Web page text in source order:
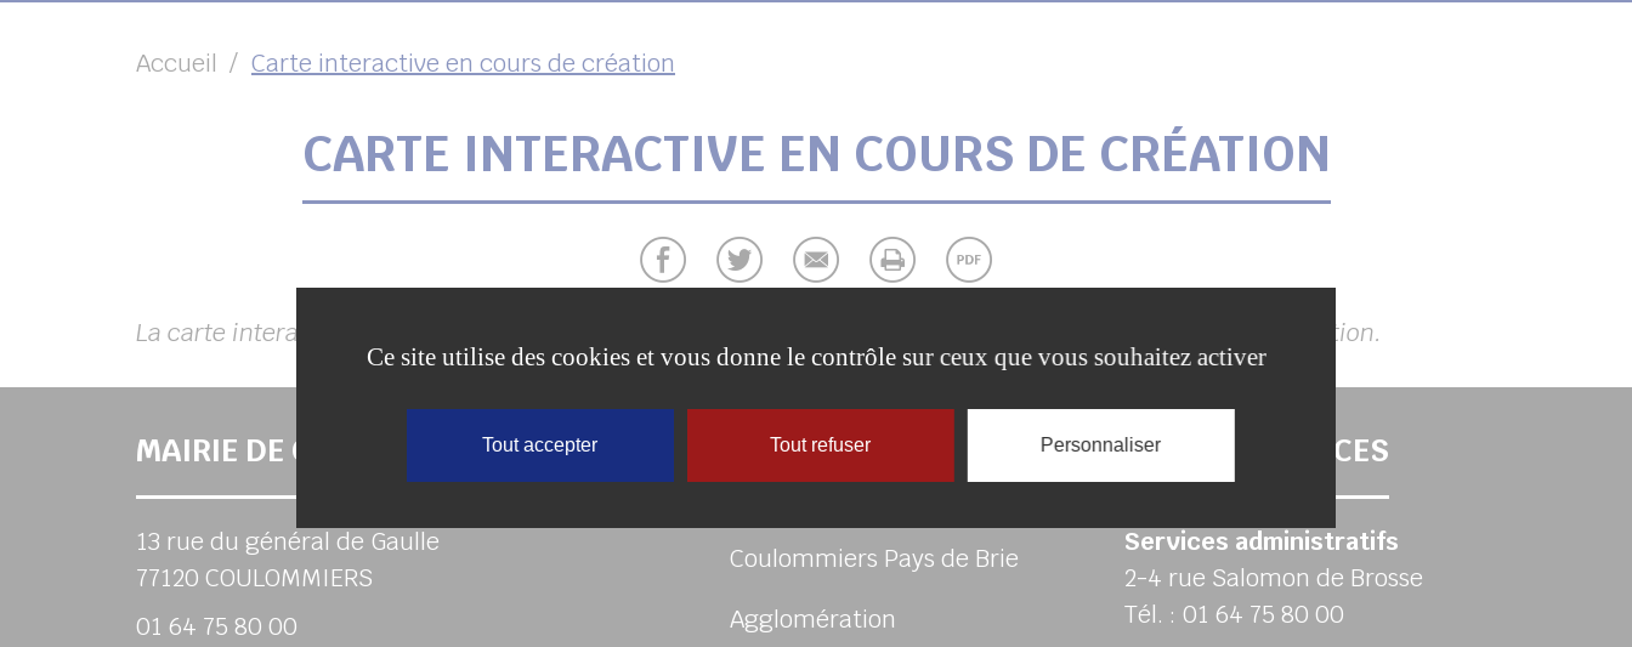
Accueil Carte interactive en cours de création
CARTE INTERACTIVE EN COURS DE CRÉATION
La carte interactive des services et équipements de la commune de Coulommiers est en cours de construction.
MAIRIE DE COULOMMIERS
13 rue du général de Gaulle
77120 COULOMMIERS
01 64 75 80 00
LIENS UTILES
Coulommiers Pays de Brie
Agglomération
AUTRES SERVICES
Services administratifs
2-4 rue Salomon de Brosse
Tél. : 01 64 75 80 00
Ce site utilise des cookies et vous donne le contrôle sur ceux que vous souhaitez activer
Tout accepter Tout refuser Personnaliser